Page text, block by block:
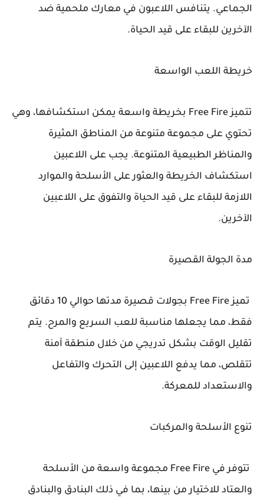
الجماعي. يتنافس اللاعبون في معارك ملحمية ضد
الآخرين للبقاء على قيد الحياة.
خريطة اللعب الواسعة
تتميز Free Fire بخريطة واسعة يمكن استكشافها، وهي
تحتوي على مجموعة متنوعة من المناطق المثيرة
والمناظر الطبيعية المتنوعة. يجب على اللاعبين
استكشاف الخريطة والعثور على الأسلحة والموارد
اللازمة للبقاء على قيد الحياة والتفوق على اللاعبين
الآخرين.
مدة الجولة القصيرة
تميز Free Fire بجولات قصيرة مدتها حوالي 10 دقائق
فقط، مما يجعلها مناسبة للعب السريع والمرح. يتم
تقليل الوقت بشكل تدريجي من خلال منطقة آمنة
تتقلص، مما يدفع اللاعبين إلى التحرك والتفاعل
والاستعداد للمعركة.
تنوع الأسلحة والمركبات
تتوفر في Free Fire مجموعة واسعة من الأسلحة
والعتاد للاختيار من بينها، بما في ذلك البنادق والبنادق